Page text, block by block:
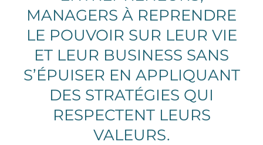
MANAGERS À REPRENDRE
LE POUVOIR SUR LEUR VIE
ET LEUR BUSINESS SANS
S’ÉPUISER EN APPLIQUANT
DES STRATÉGIES QUI
RESPECTENT LEURS
VALEURS.